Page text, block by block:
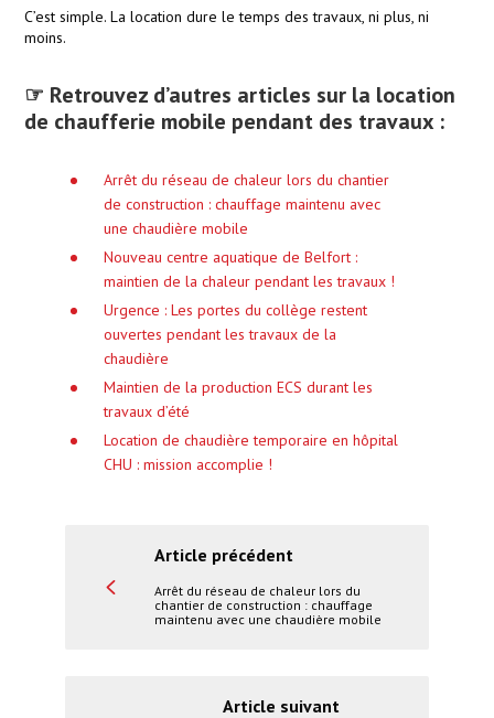
C’est simple. La location dure le temps des travaux, ni plus, ni
moins.
☞ Retrouvez d’autres articles sur la location
de chaufferie mobile pendant des travaux :
Arrêt du réseau de chaleur lors du chantier
de construction : chauffage maintenu avec
une chaudière mobile
Nouveau centre aquatique de Belfort :
maintien de la chaleur pendant les travaux !
Urgence : Les portes du collège restent
ouvertes pendant les travaux de la
chaudière
Maintien de la production ECS durant les
travaux d’été
Location de chaudière temporaire en hôpital
CHU : mission accomplie !
Article précédent
Arrêt du réseau de chaleur lors du
chantier de construction : chauffage
maintenu avec une chaudière mobile
Article suivant